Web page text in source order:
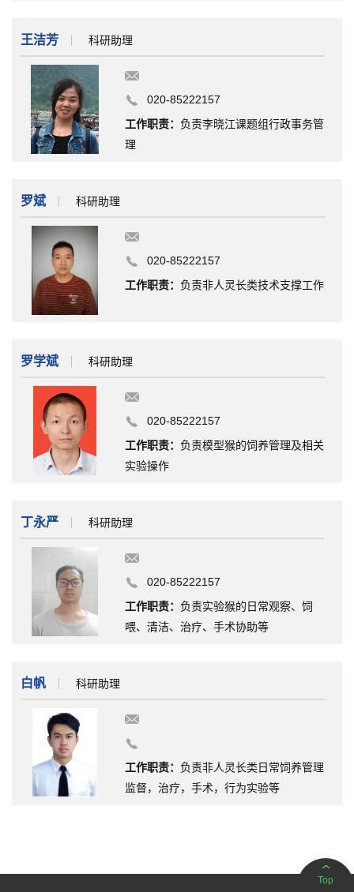
王洁芳 科研助理
020-85222157
工作职责： 负责李晓江课题组行政事务管
理
罗斌 科研助理
020-85222157
工作职责： 负责非人灵长类技术支撑工作
罗学斌 科研助理
020-85222157
工作职责： 负责模型猴的饲养管理及相关
实验操作
丁永严 科研助理
020-85222157
工作职责： 负责实验猴的日常观察、饲
喂、清洁、治疗、手术协助等
白帆 科研助理
工作职责： 负责非人灵长类日常饲养管理
监督，治疗，手术，行为实验等
Top